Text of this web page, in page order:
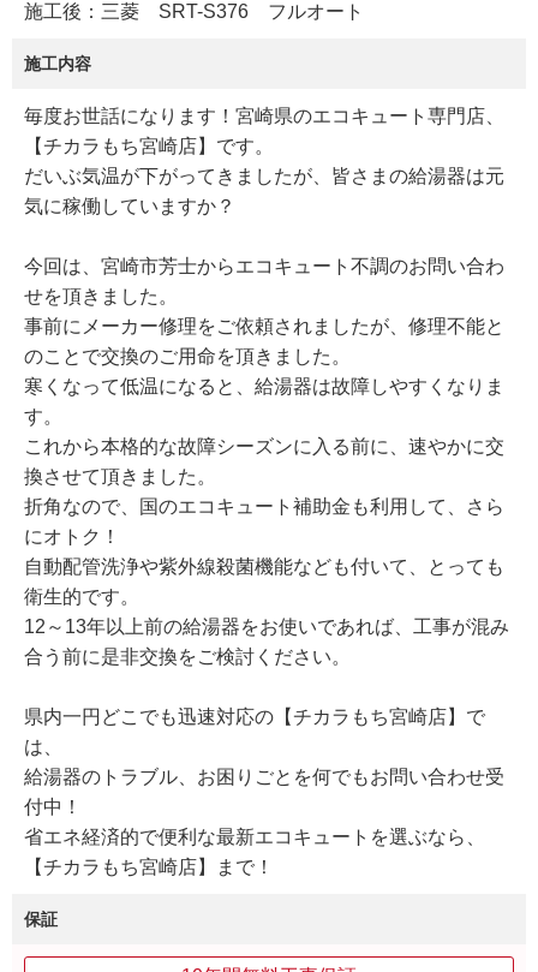
施工後：三菱 SRT-S376 フルオート
施工内容
毎度お世話になります！宮崎県のエコキュート専門店、
【チカラもち宮崎店】です。
だいぶ気温が下がってきましたが、皆さまの給湯器は元
気に稼働していますか？
今回は、宮崎市芳士からエコキュート不調のお問い合わ
せを頂きました。
事前にメーカー修理をご依頼されましたが、修理不能と
のことで交換のご用命を頂きました。
寒くなって低温になると、給湯器は故障しやすくなりま
す。
これから本格的な故障シーズンに入る前に、速やかに交
換させて頂きました。
折角なので、国のエコキュート補助金も利用して、さら
にオトク！
自動配管洗浄や紫外線殺菌機能なども付いて、とっても
衛生的です。
12～13年以上前の給湯器をお使いであれば、工事が混み
合う前に是非交換をご検討ください。
県内一円どこでも迅速対応の【チカラもち宮崎店】で
は、
給湯器のトラブル、お困りごとを何でもお問い合わせ受
付中！
省エネ経済的で便利な最新エコキュートを選ぶなら、
【チカラもち宮崎店】まで！
保証